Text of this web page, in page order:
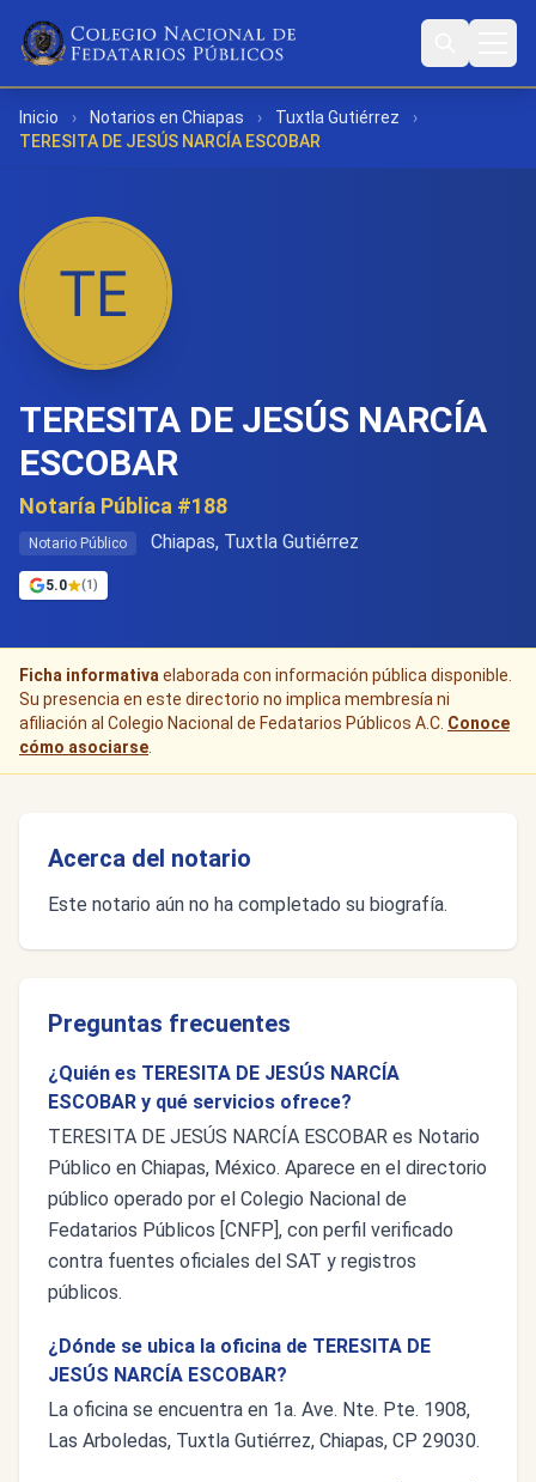
Inicio › Notarios en Chiapas › Tuxtla Gutiérrez
›
TERESITA DE JESÚS NARCÍA ESCOBAR
TERESITA DE JESÚS NARCÍA
ESCOBAR
Notaría Pública #188
Notario Público Chiapas, Tuxtla Gutiérrez
5.0 (1)
Ficha informativa elaborada con información pública disponible.
Su presencia en este directorio no implica membresía ni
afiliación al Colegio Nacional de Fedatarios Públicos A.C. Conoce
cómo asociarse
Acerca del notario
Este notario aún no ha completado su biografía.
Preguntas frecuentes
¿Quién es TERESITA DE JESÚS NARCÍA
ESCOBAR y qué servicios ofrece?
TERESITA DE JESÚS NARCÍA ESCOBAR es Notario
Público en Chiapas, México. Aparece en el directorio
público operado por el Colegio Nacional de
Fedatarios Públicos [CNFP], con perfil verificado
contra fuentes oficiales del SAT y registros
públicos.
¿Dónde se ubica la oficina de TERESITA DE
JESÚS NARCÍA ESCOBAR?
La oficina se encuentra en 1a. Ave. Nte. Pte. 1908,
Las Arboledas, Tuxtla Gutiérrez, Chiapas, CP 29030.